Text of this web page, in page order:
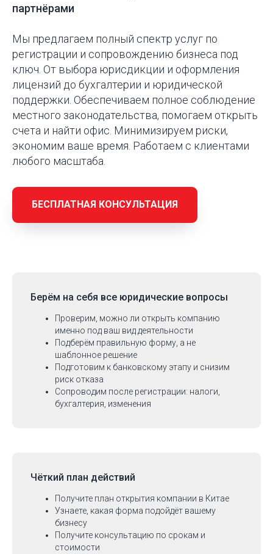
партнёрами
Мы предлагаем полный спектр услуг по
регистрации и сопровождению бизнеса под
ключ. От выбора юрисдикции и оформления
лицензий до бухгалтерии и юридической
поддержки. Обеспечиваем полное соблюдение
местного законодательства, помогаем открыть
счета и найти офис. Минимизируем риски,
экономим ваше время. Работаем с клиентами
любого масштаба.
БЕСПЛАТНАЯ КОНСУЛЬТАЦИЯ
Берём на себя все юридические вопросы
Проверим, можно ли открыть компанию
именно под ваш вид деятельности
Подберём правильную форму, а не
шаблонное решение
Подготовим к банковскому этапу и снизим
риск отказа
Сопроводим после регистрации: налоги,
бухгалтерия, изменения
Чёткий план действий
Получите план открытия компании в Китае
Узнаете, какая форма подойдёт вашему
бизнесу
Получите консультацию по срокам и
стоимости